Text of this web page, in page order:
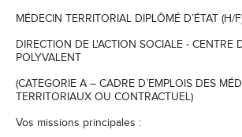
MÉDECIN TERRITORIAL DIPLÔMÉ D’ÉTAT (H/
DIRECTION DE L'ACTION SOCIALE - CENTRE
POLYVALENT
(CATEGORIE A – CADRE D’EMPLOIS DES
TERRITORIAUX OU CONTRACTUEL)
Vos missions principales :